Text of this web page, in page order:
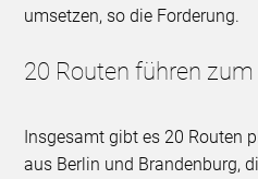
umsetzen, so die Forderung.
20 Routen führen
Insgesamt gibt es 20 Routen
aus Berlin und Brandenburg,